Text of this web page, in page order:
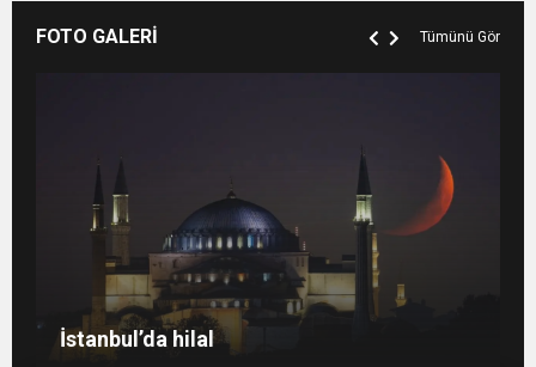
FOTO GALERİ Tümünü Gör
Venedik eski günlerini arıyor
İstanbul’da hilal
Berlin’de 8 Mart Dünya Kadınlar Günü
gösterisi